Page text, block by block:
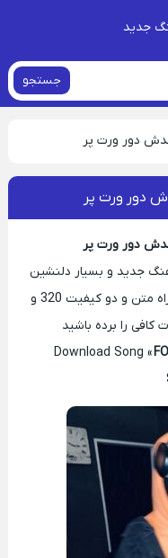
جدید
جستجو
دور ورت پر
دور ورت پر
دور ورت پر
جدید و بسیار دلنشین
“تو حست خالی شدش دور ورت پر” بهمراه متن و دو کیفیت 320 و
Download Song «